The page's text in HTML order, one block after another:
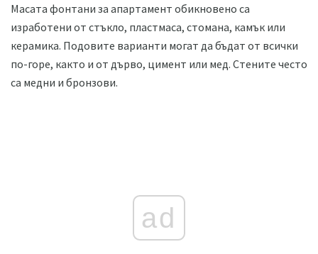
Масата фонтани за апартамент обикновено са
изработени от стъкло, пластмаса, стомана, камък или
керамика. Подовите варианти могат да бъдат от всички
по-горе, както и от дърво, цимент или мед. Стените често
са медни и бронзови.
ad